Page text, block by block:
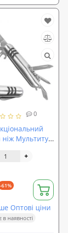
0
Мультитул
-61%
Оптові ціни
в наявності